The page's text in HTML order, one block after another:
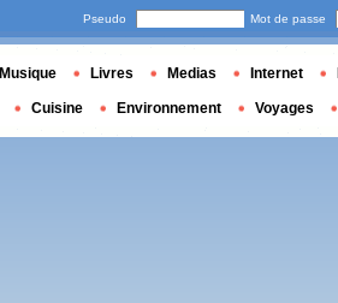
Pseudo Mot de passe
Musique Livres Medias Internet
Cuisine Environnement Voyages